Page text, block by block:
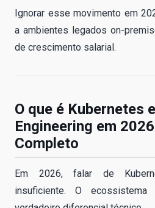
Ignorar esse movimento em
a ambientes legados on-
de crescimento salarial.
O que é Kubernetes
Engineering em
Completo
Em 2026, falar de
insuficiente. O